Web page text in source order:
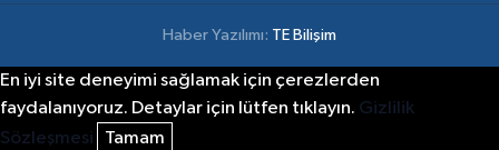
Haber Yazılımı: TE Bilişim
En iyi site deneyimi sağlamak için çerezlerden
faydalanıyoruz. Detaylar için lütfen tıklayın. Gizlilik
Sözleşmesi
Tamam